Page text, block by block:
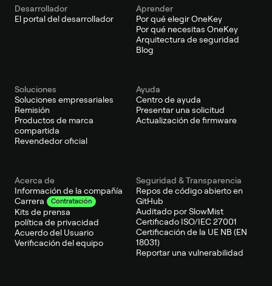
Desarrollador
El portal del desarrollador
Aprender
Por qué elegir OneKey
Por qué necesitas OneKey
Arquitectura de seguridad
Blog
Soluciones
Soluciones empresariales
Remisión
Productos de marca
compartida
Revendedor oficial
Ayuda
Centro de ayuda
Presentar una solicitud
Actualización de firmware
Acerca de
Información de la compañía
Carrera
Contratación
Kits de prensa
política de privacidad
Acuerdo del Usuario
Verificación del equipo
Seguridad & Transparencia
Repos de código abierto en
GitHub
Auditado por SlowMist
Certificado ISO/IEC 27001
Certificación de la UE NB (EN
18031)
Reportar una vulnerabilidad